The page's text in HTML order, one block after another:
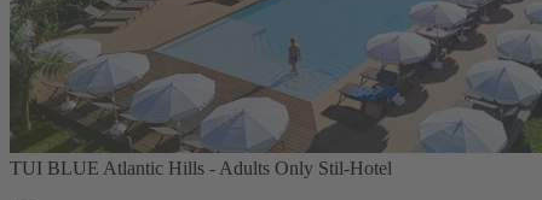
TUI BLUE Atlantic Hills - Adults Only Stil-Hotel